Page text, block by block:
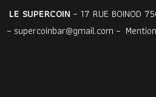
LE SUPERCOIN – 17 RUE BOINOD
– supercoinbar@gmail.com –